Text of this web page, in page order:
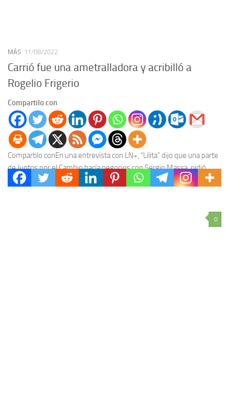
MÁS 11/08/2022
Carrió fue una ametralladora y acribilló a
Rogelio Frigerio
Compartilo con
Compartilo conEn una entrevista con LN+, “Lilita” dijo que una parte
de Juntos por el Cambio hacía negocios con Sergio Massa, pidió
decencia y mencionó...
0